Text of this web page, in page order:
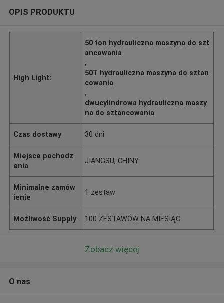
OPIS PRODUKTU
High Light:
50 ton hydrauliczna maszyna do szt
ancowania
,
50T hydrauliczna maszyna do sztan
cowania
,
dwucylindrowa hydrauliczna maszy
na do sztancowania
Czas dostawy 30 dni
Miejsce pochodz
enia
JIANGSU, CHINY
Minimalne zamów
ienie
1 zestaw
Możliwość Supply 100 ZESTAWÓW NA MIESIĄC
Zobacz więcej
O nas